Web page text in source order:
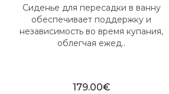
Сиденье для пересадки в ванну
обеспечивает поддержку и
независимость во время купания,
облегчая ежед..
179.00€